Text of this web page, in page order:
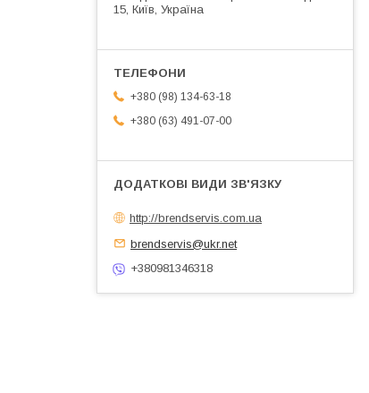
15, Київ, Україна
+380 (98) 134-63-18
+380 (63) 491-07-00
http://brendservis.com.ua
brendservis@ukr.net
+380981346318